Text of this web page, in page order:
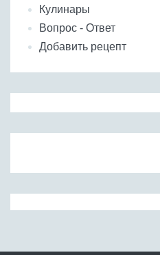
Кулинары
Вопрос - Ответ
Добавить рецепт